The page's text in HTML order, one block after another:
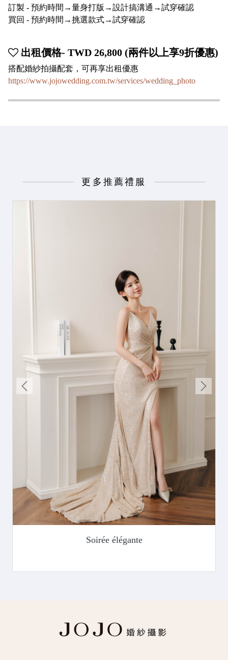
訂製 - 預約時間→量身打版→設計搞溝通→試穿確認
買回 - 預約時間→挑選款式→試穿確認
出租價格- TWD 26,800 (兩件以上享9折優惠)
搭配婚紗拍攝配套，可再享出租優惠
https://www.jojowedding.com.tw/services/wedding_photo
更多推薦禮服
Soirée élégante